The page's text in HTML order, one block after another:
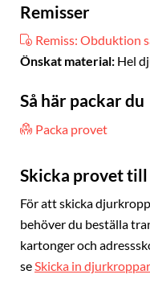
Remisser
Remiss: Obduktion
Önskat material: Hel
Så här packar du
Packa provet
Skicka provet till
För att skicka
behöver du beställa
kartonger och
seSkicka in